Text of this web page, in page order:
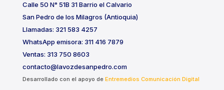
Calle 50 N° 51B 31 Barrio el Calvario
San Pedro de los Milagros (Antioquia)
Llamadas: 321 583 4257
WhatsApp emisora: 311 416 7879
Ventas: 313 750 8603
contacto@lavozdesanpedro.com
Desarrollado con el apoyo de Entremedios Comunicación Digital